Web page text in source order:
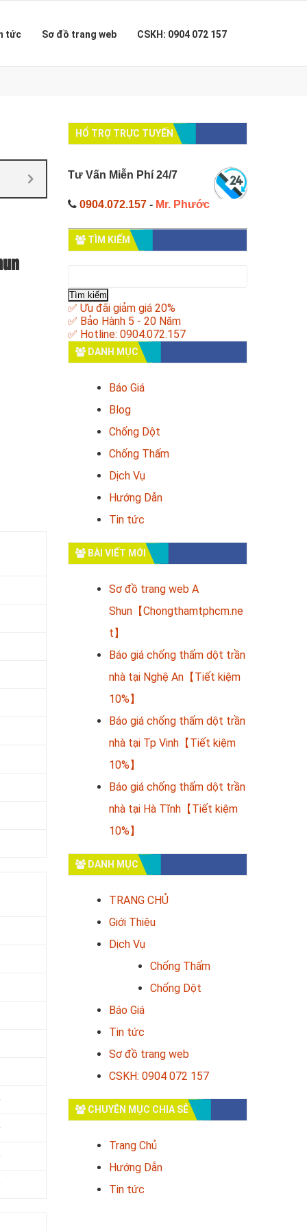
tức Sơ đồ trang web CSKH: 0904 072 157
HỔ TRỢ TRỰC TUYẾN
Tư Vấn Miễn Phí 24/7
0904.072.157- Mr. Phước
TÌM KIẾM
cho:
✅ Ưu đãi giảm giá 20%
✅ Bảo Hành 5 - 20 Năm
✅ Hotline: 0904.072.157
DANH MỤC
Báo Giá
Blog
Chống Dột
Chống Thấm
Dịch Vụ
Hướng Dẫn
Tin tức
BÀI VIẾT MỚI
Sơ đồ trang web A
Shun【Chongthamtphcm.ne
t】
Báo giá chống thấm dột trần
nhà tại Nghệ An【Tiết kiệm
10%】
Báo giá chống thấm dột trần
nhà tại Tp Vinh【Tiết kiệm
10%】
Báo giá chống thấm dột trần
nhà tại Hà Tĩnh【Tiết kiệm
10%】
DANH MỤC
TRANG CHỦ
Giới Thiệu
Dịch Vụ
Chống Thấm
Chống Dột
Báo Giá
Tin tức
Sơ đồ trang web
CSKH: 0904 072 157
CHUYÊN MỤC CHIA SẺ
Trang Chủ
Hướng Dẫn
Tin tức